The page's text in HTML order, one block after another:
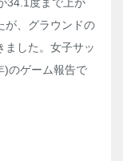
が、グラウンドの
ました。女子サッ
)のゲーム報告で